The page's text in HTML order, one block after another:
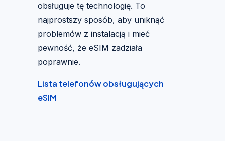
obsługuje tę technologię. To
najprostszy sposób, aby uniknąć
problemów z instalacją i mieć
pewność, że eSIM zadziała
poprawnie.
Lista telefonów obsługujących
eSIM